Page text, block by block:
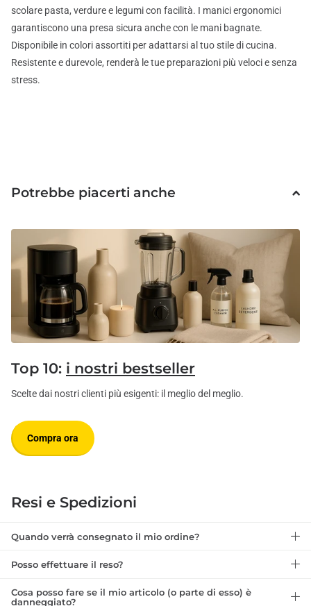
scolare pasta, verdure e legumi con facilità. I manici ergonomici
garantiscono una presa sicura anche con le mani bagnate.
Disponibile in colori assortiti per adattarsi al tuo stile di cucina.
Resistente e durevole, renderà le tue preparazioni più veloci e senza
stress.
Potrebbe piacerti anche
Top 10: i nostri bestseller
Scelte dai nostri clienti più esigenti: il meglio del meglio.
Compra ora
Resi e Spedizioni
Quando verrà consegnato il mio ordine?
Posso effettuare il reso?
Cosa posso fare se il mio articolo (o parte di esso) è
danneggiato?